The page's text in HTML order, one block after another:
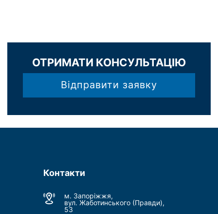
ОТРИМАТИ КОНСУЛЬТАЦІЮ
Відправити заявку
Контакти
м. Запоріжжя,
вул. Жаботинського (Правди),
53